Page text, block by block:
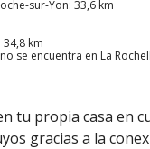
sur-Yon: 33,6 km
34,8 km
se encuentra en La
tu propia casa en
gracias a la